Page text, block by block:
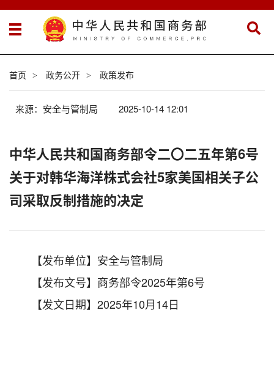
首页 > 政务公开 > 政策发布
来源：安全与管制局 2025-10-14 12:01
中华人民共和国商务部令二〇二五年第6号
关于对韩华海洋株式会社5家美国相关子公
司采取反制措施的决定
【发布单位】安全与管制局
【发布文号】商务部令2025年第6号
【发文日期】2025年10月14日